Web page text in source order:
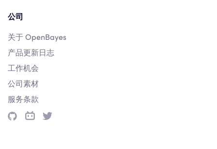
公司
关于 OpenBayes
产品更新日志
工作机会
公司素材
服务条款